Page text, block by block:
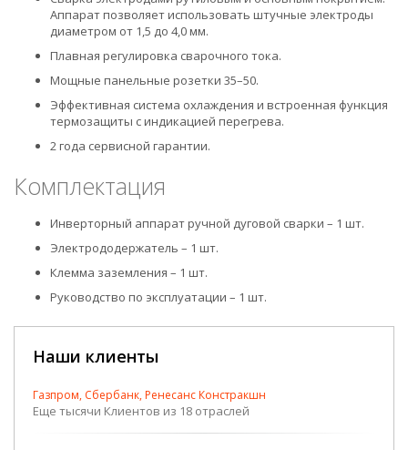
Аппарат позволяет использовать штучные электроды
диаметром от 1,5 до 4,0 мм.
Плавная регулировка сварочного тока.
Мощные панельные розетки 35–50.
Эффективная система охлаждения и встроенная функция
термозащиты с индикацией перегрева.
2 года сервисной гарантии.
Комплектация
Инверторный аппарат ручной дуговой сварки – 1 шт.
Электрододержатель – 1 шт.
Клемма заземления – 1 шт.
Руководство по эксплуатации – 1 шт.
Наши клиенты
Газпром, Сбербанк, Ренесанс Констракшн
Еще тысячи Клиентов из 18 отраслей